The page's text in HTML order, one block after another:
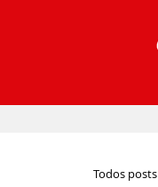
Todos posts